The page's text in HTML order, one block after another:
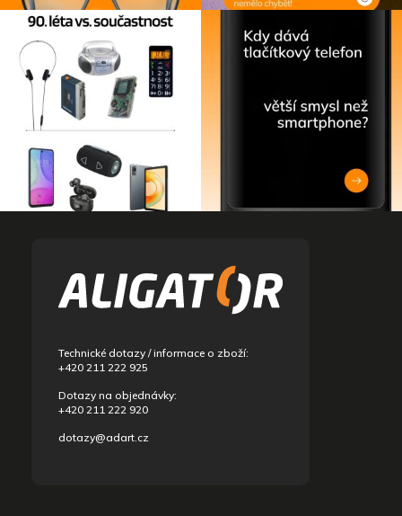
p
Technické dotazy / informace o zboží:
+420 211 222 925
Dotazy na objednávky:
+420 211 222 920
dotazy@adart.cz